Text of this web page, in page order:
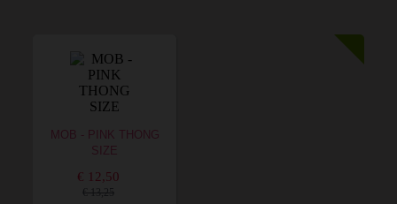
MOB - PINK THONG
SIZE
€ 12,50
€ 13,25